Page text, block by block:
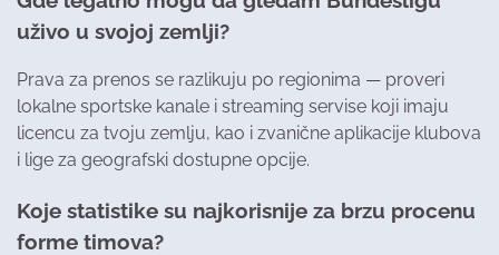
uživo u svojoj zemlji?
Prava za prenos se razlikuju po regionima — proveri
lokalne sportske kanale i streaming servise koji imaju
licencu za tvoju zemlju, kao i zvanične aplikacije klubova
i lige za geografski dostupne opcije.
Koje statistike su najkorisnije za brzu procenu
forme timova?